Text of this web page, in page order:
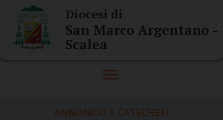
content
Diocesi di
San Marco Argentano -
Scalea
ANNUNCIO E CATECHESI